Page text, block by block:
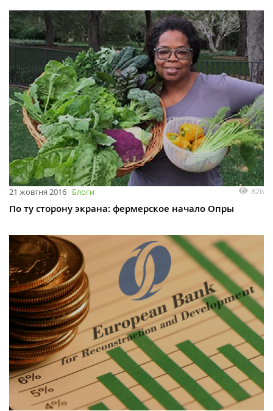
21 жовтня 2016 Блоги 826
По ту сторону экрана: фермерское начало Опры